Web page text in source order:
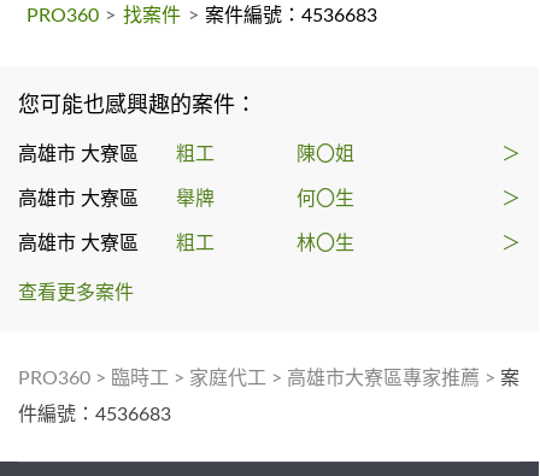
PRO360 > 找案件 > 案件編號：4536683
您可能也感興趣的案件：
高雄市 大寮區 粗工 陳〇姐 ＞
高雄市 大寮區 舉牌 何〇生 ＞
高雄市 大寮區 粗工 林〇生 ＞
查看更多案件
PRO360 > 臨時工 > 家庭代工 > 高雄市大寮區專家推薦 > 案
件編號：4536683